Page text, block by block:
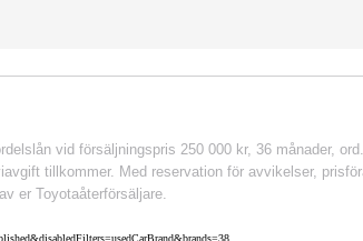
vid försäljningspris 250 000 kr, 36 månader,
tillkommer. Med reservation för avvikelser,
er Toyotaåterförsäljare.